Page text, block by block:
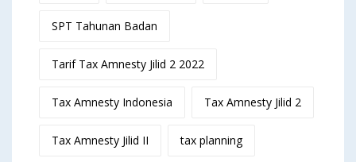
SPT Tahunan Badan
Tarif Tax Amnesty Jilid 2 2022
Tax Amnesty Indonesia Tax Amnesty Jilid 2
Tax Amnesty Jilid II tax planning